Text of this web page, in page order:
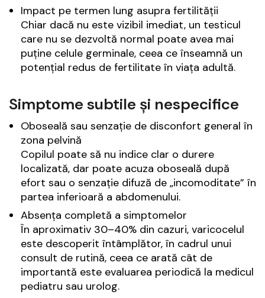
Impact pe termen lung asupra fertilității
Chiar dacă nu este vizibil imediat, un testicul
care nu se dezvoltă normal poate avea mai
puține celule germinale, ceea ce înseamnă un
potențial redus de fertilitate în viața adultă.
Simptome subtile și nespecifice
Oboseală sau senzație de disconfort general în
zona pelvină
Copilul poate să nu indice clar o durere
localizată, dar poate acuza oboseală după
efort sau o senzație difuză de „incomoditate” în
partea inferioară a abdomenului.
Absența completă a simptomelor
În aproximativ 30–40% din cazuri, varicocelul
este descoperit întâmplător, în cadrul unui
consult de rutină, ceea ce arată cât de
importantă este evaluarea periodică la medicul
pediatru sau urolog.